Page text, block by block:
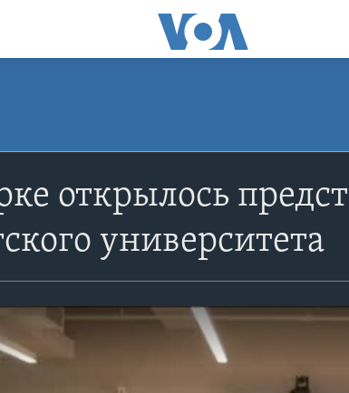
открылось
университета